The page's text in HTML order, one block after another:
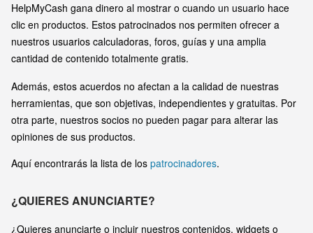
HelpMyCash gana dinero al mostrar o cuando un usuario hace
clic en productos. Estos patrocinados nos permiten ofrecer a
nuestros usuarios calculadoras, foros, guías y una amplia
cantidad de contenido totalmente gratis.
Además, estos acuerdos no afectan a la calidad de nuestras
herramientas, que son objetivas, independientes y gratuitas. Por
otra parte, nuestros socios no pueden pagar para alterar las
opiniones de sus productos.
Aquí encontrarás la lista de los patrocinadores.
¿QUIERES ANUNCIARTE?
¿Quieres anunciarte o incluir nuestros contenidos, widgets o